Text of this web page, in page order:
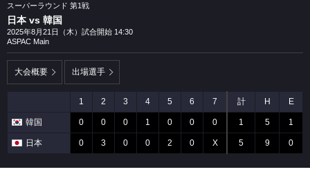
スーパーラウンド 第1戦
日本 vs 韓国
2025年8月21日（木）試合開始 14:30
ASPAC Main
大会概要 出場選手
1 2 3 4 5 6 7 計 H E
韓国 0 0 0 1 0 0 0 1 5 1
日本 0 3 0 0 2 0 X 5 9 0